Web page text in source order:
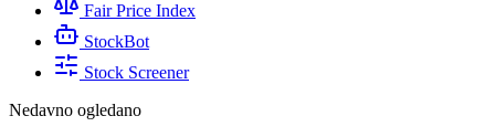
Fair Price Index
StockBot
Stock Screener
Nedavno ogledano